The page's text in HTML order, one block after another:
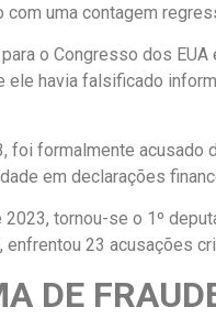
com uma contagem
o Congresso dos
ele havia falsificado
foi formalmente acusado
em declarações
tornou-se o 1º
enfrentou 23 acusações
DE